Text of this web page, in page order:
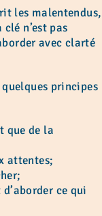
les malentendus,
n’est pas
avec clarté
principes
que de la
attentes;
ce qui